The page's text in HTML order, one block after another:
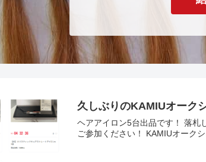
久しぶりのKAMIUオーク
ヘアアイロン5台出品です！ 落札
ご参加ください！ KAMIUオーク